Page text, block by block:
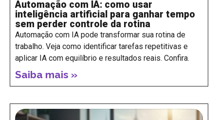
Automação com IA: como usar
inteligência artificial para ganhar tempo
sem perder controle da rotina
Automação com IA pode transformar sua rotina de
trabalho. Veja como identificar tarefas repetitivas e
aplicar IA com equilíbrio e resultados reais. Confira.
Saiba mais »